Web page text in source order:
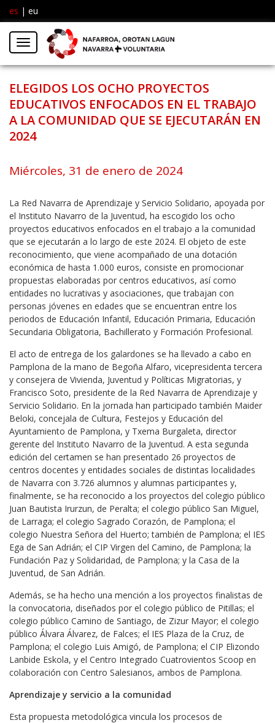
es | eu
Menú
ELEGIDOS LOS OCHO PROYECTOS
EDUCATIVOS ENFOCADOS EN EL TRABAJO
A LA COMUNIDAD QUE SE EJECUTARÁN EN
2024
Miércoles, 31 de enero de 2024
La Red Navarra de Aprendizaje y Servicio Solidario, apoyada por
el Instituto Navarro de la Juventud, ha escogido los ocho
proyectos educativos enfocados en el trabajo a la comunidad
que se ejecutarán a lo largo de este 2024. El objeto de este
reconocimiento, que viene acompañado de una dotación
económica de hasta 1.000 euros, consiste en promocionar
propuestas elaboradas por centros educativos, así como
entidades no lucrativas y asociaciones, que trabajan con
personas jóvenes en edades que se encuentran entre los
periodos de Educación Infantil, Educación Primaria, Educación
Secundaria Obligatoria, Bachillerato y Formación Profesional.
El acto de entrega de los galardones se ha llevado a cabo en
Pamplona de la mano de Begoña Alfaro, vicepresidenta tercera
y consejera de Vivienda, Juventud y Políticas Migratorias, y
Francisco Soto, presidente de la Red Navarra de Aprendizaje y
Servicio Solidario. En la jornada han participado también Maider
Beloki, concejala de Cultura, Festejos y Educación del
Ayuntamiento de Pamplona, y Txema Burgaleta, director
gerente del Instituto Navarro de la Juventud. A esta segunda
edición del certamen se han presentado 26 proyectos de
centros docentes y entidades sociales de distintas localidades
de Navarra con 3.726 alumnos y alumnas participantes y,
finalmente, se ha reconocido a los proyectos del colegio público
Juan Bautista Irurzun, de Peralta; el colegio público San Miguel,
de Larraga; el colegio Sagrado Corazón, de Pamplona; el
colegio Nuestra Señora del Huerto; también de Pamplona; el IES
Ega de San Adrián; el CIP Virgen del Camino, de Pamplona; la
Fundación Paz y Solidaridad, de Pamplona; y la Casa de la
Juventud, de San Adrián.
Además, se ha hecho una mención a los proyectos finalistas de
la convocatoria, diseñados por el colegio público de Pitillas; el
colegio público Camino de Santiago, de Zizur Mayor; el colegio
público Álvara Álvarez, de Falces; el IES Plaza de la Cruz, de
Pamplona; el colegio Luis Amigó, de Pamplona; el CIP Elizondo
Lanbide Eskola, y el Centro Integrado Cuatrovientos Scoop en
colaboración con Centro Salesianos, ambos de Pamplona.
Aprendizaje y servicio a la comunidad
Esta propuesta metodológica vincula los procesos de